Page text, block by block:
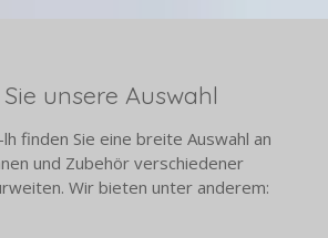
unsere Auswahl
finden Sie eine breite Auswahl an
und Zubehör verschiedener
Wir bieten unter anderem: